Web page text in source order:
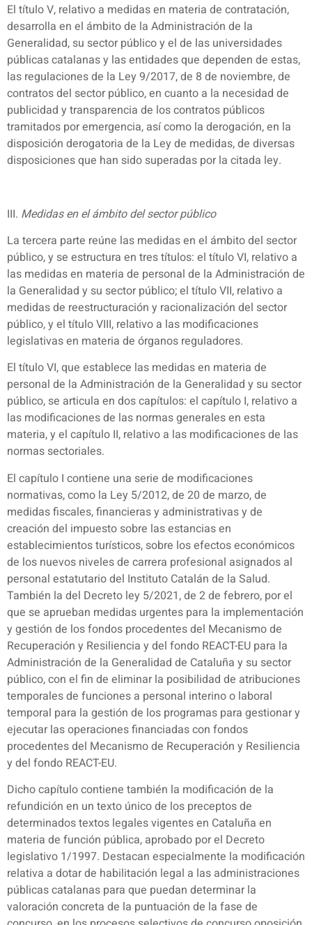
El título V, relativo a medidas en materia de contratación,
desarrolla en el ámbito de la Administración de la
Generalidad, su sector público y el de las universidades
públicas catalanas y las entidades que dependen de estas,
las regulaciones de la Ley 9/2017, de 8 de noviembre, de
contratos del sector público, en cuanto a la necesidad de
publicidad y transparencia de los contratos públicos
tramitados por emergencia, así como la derogación, en la
disposición derogatoria de la Ley de medidas, de diversas
disposiciones que han sido superadas por la citada ley.
III. Medidas en el ámbito del sector público
La tercera parte reúne las medidas en el ámbito del sector
público, y se estructura en tres títulos: el título VI, relativo a
las medidas en materia de personal de la Administración de
la Generalidad y su sector público; el título VII, relativo a
medidas de reestructuración y racionalización del sector
público, y el título VIII, relativo a las modificaciones
legislativas en materia de órganos reguladores.
El título VI, que establece las medidas en materia de
personal de la Administración de la Generalidad y su sector
público, se articula en dos capítulos: el capítulo I, relativo a
las modificaciones de las normas generales en esta
materia, y el capítulo II, relativo a las modificaciones de las
normas sectoriales.
El capítulo I contiene una serie de modificaciones
normativas, como la Ley 5/2012, de 20 de marzo, de
medidas fiscales, financieras y administrativas y de
creación del impuesto sobre las estancias en
establecimientos turísticos, sobre los efectos económicos
de los nuevos niveles de carrera profesional asignados al
personal estatutario del Instituto Catalán de la Salud.
También la del Decreto ley 5/2021, de 2 de febrero, por el
que se aprueban medidas urgentes para la implementación
y gestión de los fondos procedentes del Mecanismo de
Recuperación y Resiliencia y del fondo REACT-EU para la
Administración de la Generalidad de Cataluña y su sector
público, con el fin de eliminar la posibilidad de atribuciones
temporales de funciones a personal interino o laboral
temporal para la gestión de los programas para gestionar y
ejecutar las operaciones financiadas con fondos
procedentes del Mecanismo de Recuperación y Resiliencia
y del fondo REACT-EU.
Dicho capítulo contiene también la modificación de la
refundición en un texto único de los preceptos de
determinados textos legales vigentes en Cataluña en
materia de función pública, aprobado por el Decreto
legislativo 1/1997. Destacan especialmente la modificación
relativa a dotar de habilitación legal a las administraciones
públicas catalanas para que puedan determinar la
valoración concreta de la puntuación de la fase de